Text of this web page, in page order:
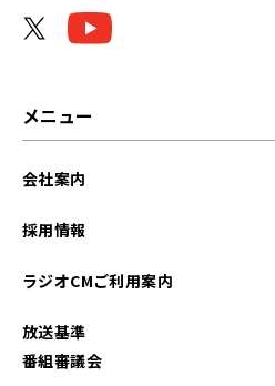
メニュー
会社案内
採用情報
ラジオCMご利用案内
放送基準
番組審議会